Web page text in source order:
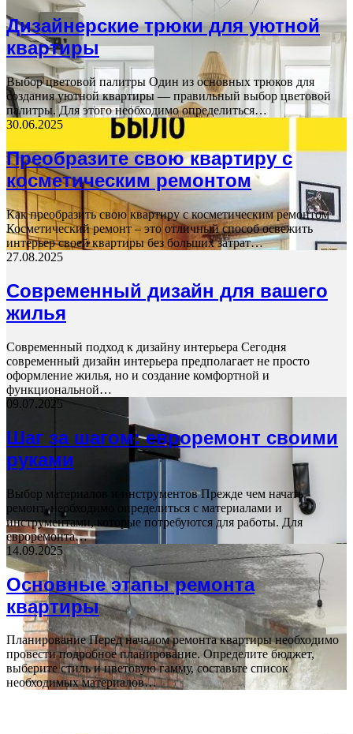
Дизайнерские трюки для уютной
квартиры
Выбор цветовой палитры Один из основных трюков для
создания уютной квартиры — правильный выбор цветовой
палитры. Для этого необходимо определиться…
30.06.2025
Преобразите свою квартиру с
косметическим ремонтом
Как преобразить свою квартиру с косметическим ремонтом
Косметический ремонт – это отличный способ освежить
интерьер своей квартиры без больших затрат…
27.08.2025
Современный дизайн для вашего
жилья
Современный подход к дизайну интерьера Сегодня
современный дизайн интерьера предполагает не просто
оформление жилья, но и создание комфортной и
функциональной…
09.07.2025
Шаг за шагом: евроремонт своими
руками
Выбор материалов и инструментов Прежде чем начать
ремонт, необходимо определиться с материалами и
инструментами, которые потребуются для работы. Для
евроремонта…
14.09.2025
Основные этапы ремонта
квартиры
Планирование Перед началом ремонта квартиры необходимо
провести подробное планирование. Определите бюджет,
выберите стиль и цветовую гамму, составьте список
необходимых материалов…